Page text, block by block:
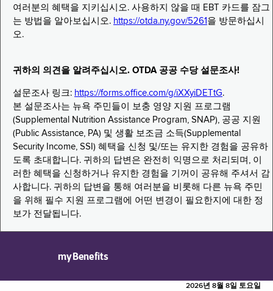
여러분의 혜택을 지키십시오. 사용하지 않을 때 EBT 카드를 잠그
는 방법을 알아보십시오. https://otda.ny.gov/5261 을 방문하십시
오.
귀하의 의견을 알려주십시오. OTDA 공공 수당 설문조사!
설문조사 링크: https://forms.office.com/g/iXXyiDETtG.
본 설문조사는 뉴욕 주민들이 보충 영양 지원 프로그램
(Supplemental Nutrition Assistance Program, SNAP), 공공 지원
(Public Assistance, PA) 및 생활 보조금 소득(Supplemental
Security Income, SSI) 혜택을 신청 및/또는 유지한 경험을 공유하
도록 초대합니다. 귀하의 답변은 완전히 익명으로 처리되며, 이
러한 혜택을 신청하거나 유지한 경험을 기꺼이 공유해 주셔서 감
사합니다. 귀하의 답변을 통해 여러분을 비롯해 다른 뉴욕 주민
을 위해 필수 지원 프로그램에 어떤 변경이 필요한지에 대한 정
보가 전달됩니다.
myBenefits
2026년 8월 8일 토요일